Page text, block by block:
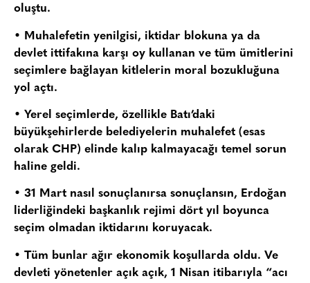
oluştu.
• Muhalefetin yenilgisi, iktidar blokuna ya da
devlet ittifakına karşı oy kullanan ve tüm ümitlerini
seçimlere bağlayan kitlelerin moral bozukluğuna
yol açtı.
• Yerel seçimlerde, özellikle Batı’daki
büyükşehirlerde belediyelerin muhalefet (esas
olarak CHP) elinde kalıp kalmayacağı temel sorun
haline geldi.
• 31 Mart nasıl sonuçlanırsa sonuçlansın, Erdoğan
liderliğindeki başkanlık rejimi dört yıl boyunca
seçim olmadan iktidarını koruyacak.
• Tüm bunlar ağır ekonomik koşullarda oldu. Ve
devleti yönetenler açık açık, 1 Nisan itibarıyla “acı